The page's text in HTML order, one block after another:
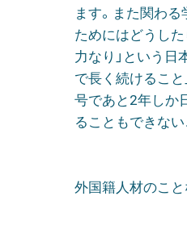
ます。また関わ
ためにはどうし
力なり」という日
で長く続けること
号であと2年しか
ることもできな
外国籍人材のこ